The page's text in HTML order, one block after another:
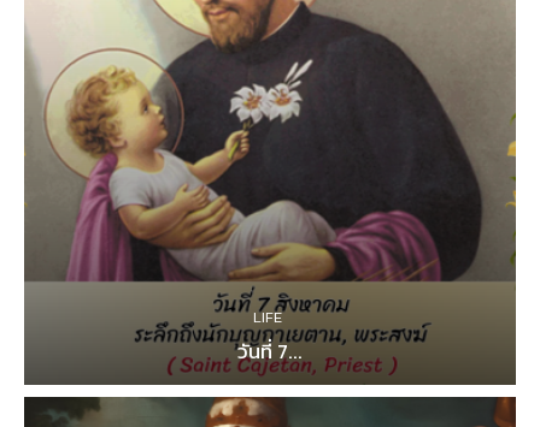
LIFE
วันที่ 7...